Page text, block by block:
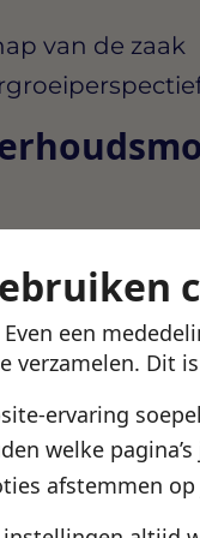
Even een
verzamelen. Dit
ervaring
welke
afstemmen
van de zaak
in de haven
vacature(met
app.
je volgende
vacatures